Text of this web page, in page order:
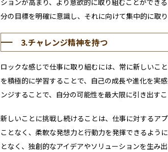
ションが高まり、より意欲的に取り組むことができ
分の目標を明確に意識し、それに向けて集中的に取
3.チャレンジ精神を持つ
ロックな感じで仕事に取り組むには、常に新しいこ
を積極的に学習することで、自己の成長や進化を実
ンジすることで、自分の可能性を最大限に引き出すこ
新しいことに挑戦し続けることは、仕事に対するア
ことなく、柔軟な発想力と行動力を発揮できるよう
となく、独創的なアイデアやソリューションを生み出